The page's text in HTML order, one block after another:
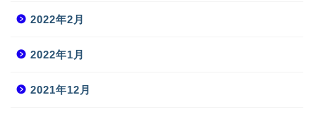
2022年2月
2022年1月
2021年12月